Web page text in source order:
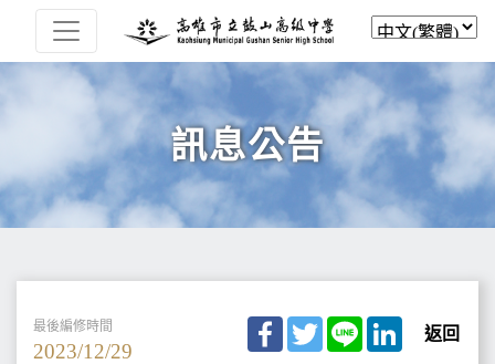
訊息公告
最後編修時間
2023/12/29
Facebook
TwitterLine LinkedIn
返回